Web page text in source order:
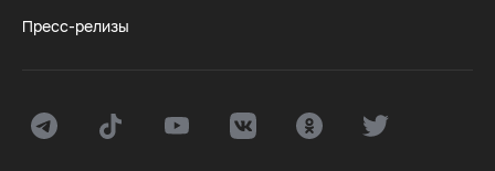
Пресс-релизы